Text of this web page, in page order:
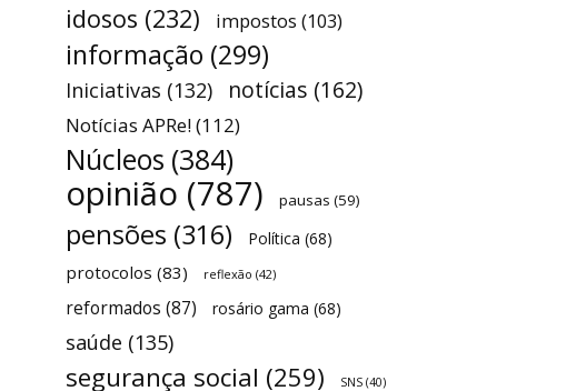
idosos (232) impostos (103)
informação (299)
Iniciativas (132) notícias (162)
Notícias APRe!(112)
Núcleos (384)
opinião (787) pausas (59)
pensões (316) Política (68)
protocolos (83) reflexão (42)
reformados (87) rosário gama (68)
saúde (135)
segurança social (259) SNS (40)